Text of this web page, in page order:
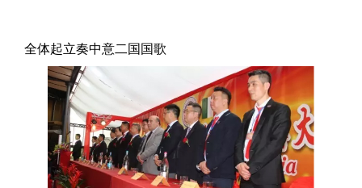
全体起立奏中意二国国歌